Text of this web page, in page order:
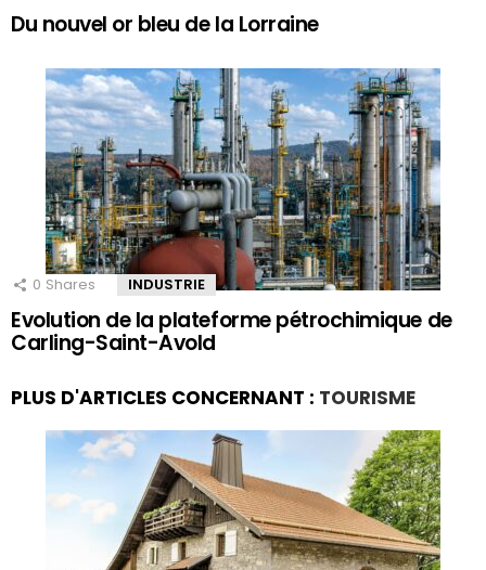
Du nouvel or bleu de la Lorraine
0 Shares INDUSTRIE
Evolution de la plateforme pétrochimique de
Carling-Saint-Avold
PLUS D'ARTICLES CONCERNANT : TOURISME